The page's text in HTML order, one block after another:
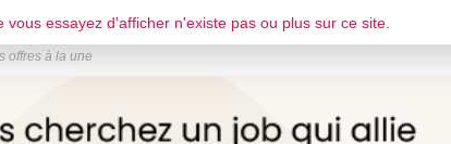
offres à la une
vous essayez d'afficher n'existe pas ou plus sur ce site.